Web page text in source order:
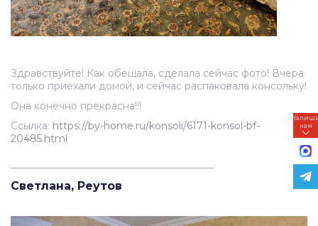
Здравствуйте! Как обещала, сделала сейчас фото! Вчера
только приехали домой, и сейчас распаковала консольку!
Она конечно прекрасна!!!
Ссылка: https://by-home.ru/konsoli/6171-konsol-bf-
20485.html
Светлана, Реутов
нам